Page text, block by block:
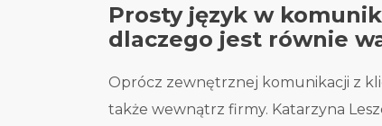
Prosty język w
dlaczego jest równie
Oprócz zewnętrznej komunikacji z
także wewnątrz firmy. Katarzyna